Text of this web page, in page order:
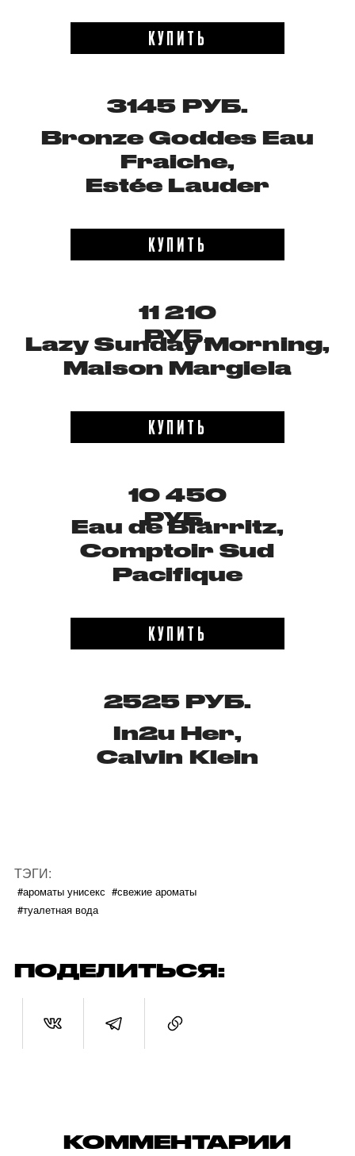
КУПИТЬ
3145 РУБ.
Bronze Goddes Eau
Fraiche,
Estée Lauder
КУПИТЬ
11 210
РУБ.
Lazy Sunday Morning,
Maison Margiela
КУПИТЬ
10 450
РУБ.
Eau de Biarritz,
Comptoir Sud
Pacifique
КУПИТЬ
2525 РУБ.
In2u Her,
Calvin Klein
ТЭГИ:
#ароматы унисекс #свежие ароматы
#туалетная вода
ПОДЕЛИТЬСЯ:
КОММЕНТАРИИ